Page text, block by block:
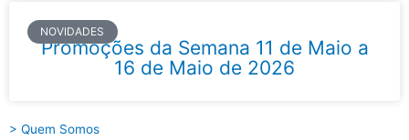
NOVIDADES
Promoções da Semana 11 de Maio a
16 de Maio de 2026
> Quem Somos